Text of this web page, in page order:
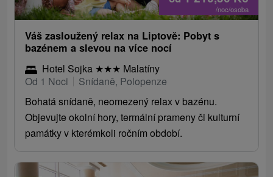
/noc/osoba
Váš zasloužený relax na Liptově: Pobyt s
bazénem a slevou na více nocí
Hotel Sojka ★★★ Malatíny
Od 1 Noci
Snídaně, Polopenze
Bohatá snídaně, neomezený relax v bazénu.
Objevujte okolní hory, termální prameny či kulturní
památky v kterémkoli ročním období.